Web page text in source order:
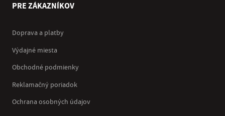
PRE ZÁKAZNÍKOV
Doprava a platby
Výdajné miesta
Obchodné podmienky
Reklamačný poriadok
Ochrana osobných údajov